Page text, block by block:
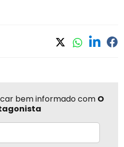
bem informado com O